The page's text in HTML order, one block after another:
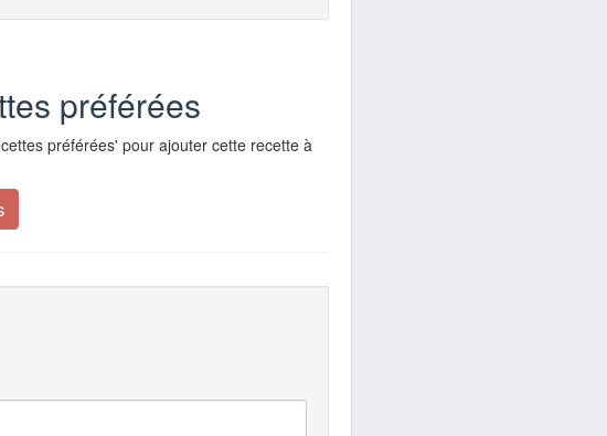
préférées
préférées' pour ajouter cette recette à